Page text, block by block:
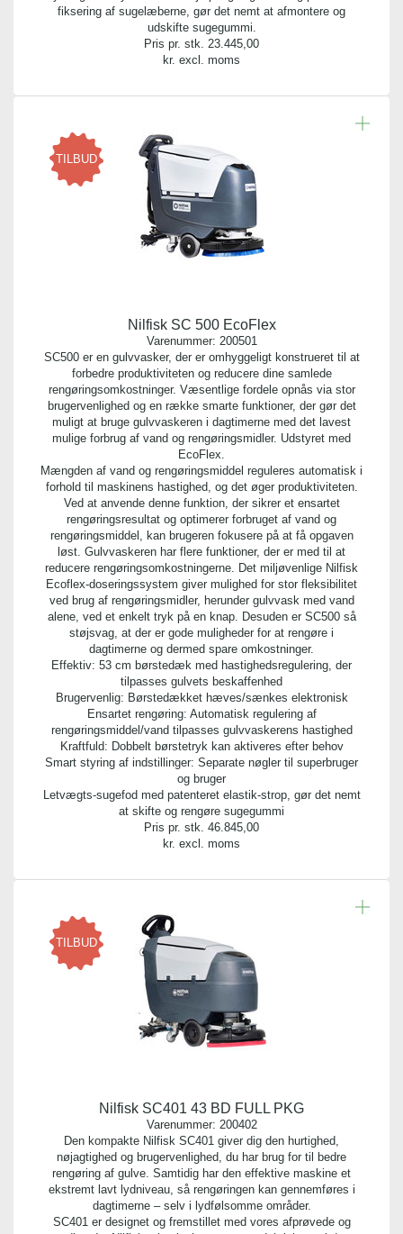
fiksering af sugelæberne, gør det nemt at afmontere og
udskifte sugegummi.
Pris pr. stk. 23.445,00
kr. excl. moms
TILBUD
Nilfisk SC 500 EcoFlex
Varenummer: 200501
SC500 er en gulvvasker, der er omhyggeligt konstrueret til at
forbedre produktiviteten og reducere dine samlede
rengøringsomkostninger. Væsentlige fordele opnås via stor
brugervenlighed og en række smarte funktioner, der gør det
muligt at bruge gulvvaskeren i dagtimerne med det lavest
mulige forbrug af vand og rengøringsmidler. Udstyret med
EcoFlex.
Mængden af vand og rengøringsmiddel reguleres automatisk i
forhold til maskinens hastighed, og det øger produktiviteten.
Ved at anvende denne funktion, der sikrer et ensartet
rengøringsresultat og optimerer forbruget af vand og
rengøringsmiddel, kan brugeren fokusere på at få opgaven
løst. Gulvvaskeren har flere funktioner, der er med til at
reducere rengøringsomkostningerne. Det miljøvenlige Nilfisk
Ecoflex-doseringssystem giver mulighed for stor fleksibilitet
ved brug af rengøringsmidler, herunder gulvvask med vand
alene, ved et enkelt tryk på en knap. Desuden er SC500 så
støjsvag, at der er gode muligheder for at rengøre i
dagtimerne og dermed spare omkostninger.
Effektiv: 53 cm børstedæk med hastighedsregulering, der
tilpasses gulvets beskaffenhed
Brugervenlig: Børstedækket hæves/sænkes elektronisk
Ensartet rengøring: Automatisk regulering af
rengøringsmiddel/vand tilpasses gulvvaskerens hastighed
Kraftfuld: Dobbelt børstetryk kan aktiveres efter behov
Smart styring af indstillinger: Separate nøgler til superbruger
og bruger
Letvægts-sugefod med patenteret elastik-strop, gør det nemt
at skifte og rengøre sugegummi
Pris pr. stk. 46.845,00
kr. excl. moms
TILBUD
Nilfisk SC401 43 BD FULL PKG
Varenummer: 200402
Den kompakte Nilfisk SC401 giver dig den hurtighed,
nøjagtighed og brugervenlighed, du har brug for til bedre
rengøring af gulve. Samtidig har den effektive maskine et
ekstremt lavt lydniveau, så rengøringen kan gennemføres i
dagtimerne – selv i lydfølsomme områder.
SC401 er designet og fremstillet med vores afprøvede og